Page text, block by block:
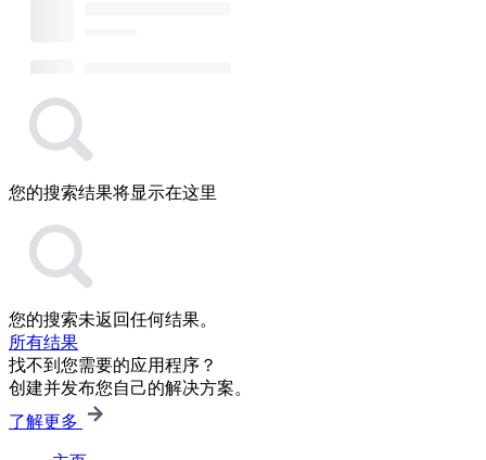
您的搜索结果将显示在这里
您的搜索未返回任何结果。
所有结果
找不到您需要的应用程序？
创建并发布您自己的解决方案。
了解更多